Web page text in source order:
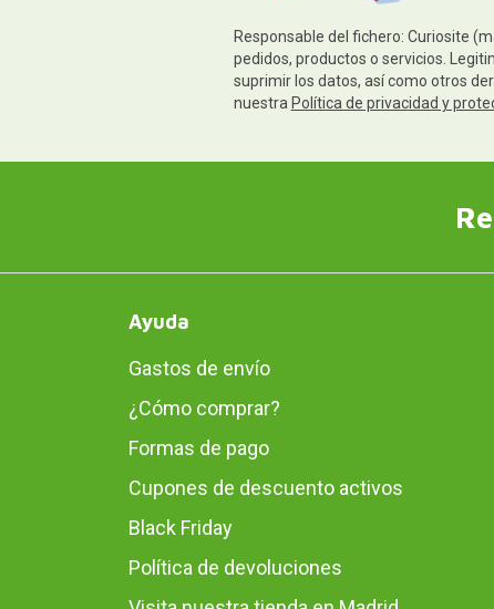
Responsable del fichero: Curiosite
pedidos, productos o servicios.
suprimir los datos, así como otros
nuestra Política de privacidad y
Ayuda
Gastos de envío
¿Cómo comprar?
Formas de pago
Cupones de descuento activos
Black Friday
Política de devoluciones